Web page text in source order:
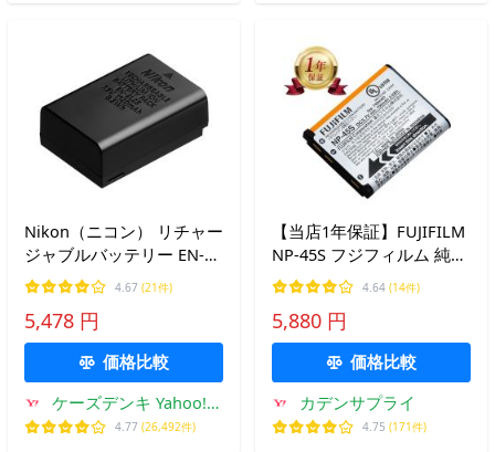
Nikon（ニコン） リチャー
ジャブルバッテリー EN-
EL25
4.67 (21件)
5,478 円
価格比較
ケーズデンキ Yahoo!シ
ョップ
4.77 (26,492件)
【当店1年保証】FUJIFILM
NP-45S フジフィルム 純正
Li-ion リチウムイオンバッ
テリーパック リチウムイ
オンバッテリー デジタル
カメラ デジカメ 充電池
4.64 (14件)
5,880 円
価格比較
カデンサプライ
4.75 (171件)